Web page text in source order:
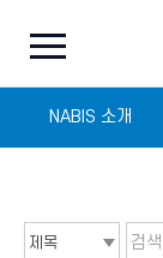
전
체
뉴
기
NABIS 소개
검
색
검
색